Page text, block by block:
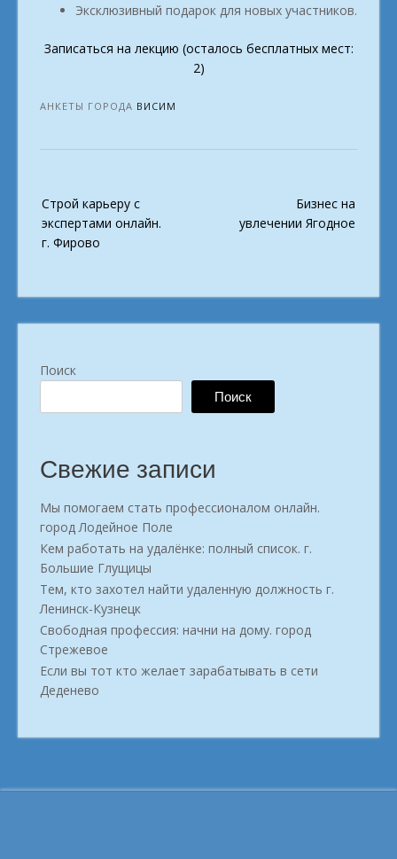
Эксклюзивный подарок для новых участников.
Записаться на лекцию (осталось бесплатных мест:
2)
АНКЕТЫ ГОРОДА ВИСИМ
navigation
Строй карьеру с
экспертами онлайн.
г. Фирово
Бизнес на
увлечении Ягодное
Поиск
Поиск
Свежие записи
Мы помогаем стать профессионалом онлайн.
город Лодейное Поле
Кем работать на удалёнке: полный список. г.
Большие Глущицы
Тем, кто захотел найти удаленную должность г.
Ленинск-Кузнецк
Свободная профессия: начни на дому. город
Стрежевое
Если вы тот кто желает зарабатывать в сети
Деденево